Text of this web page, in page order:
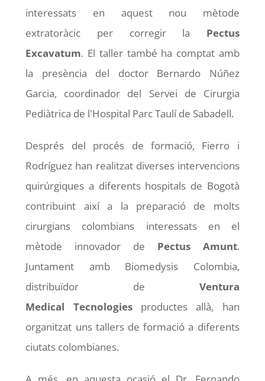
interessats en aquest nou mètode
extratoràcic per corregir la Pectus
Excavatum. El taller també ha comptat amb
la presència del doctor Bernardo Núñez
Garcia, coordinador del Servei de Cirurgia
Pediàtrica de l'Hospital Parc Taulí de Sabadell.
Després del procés de formació, Fierro i
Rodríguez han realitzat diverses intervencions
quirúrgiques a diferents hospitals de Bogotà
contribuint així a la preparació de molts
cirurgians colombians interessats en el
mètode innovador de Pectus Amunt.
Juntament amb Biomedysis Colombia,
distribuïdor de Ventura
Medical
Tecnologiesproductes allà, han
organitzat uns tallers de formació a diferents
ciutats colombianes.